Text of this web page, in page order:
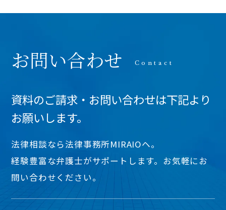
お問い合わせ
資料のご請求・お問い合わせは下記より
お願いします。
法律相談なら法律事務所MIRAIOヘ。
経験豊富な弁護士がサポートします。お気軽にお
問い合わせください。